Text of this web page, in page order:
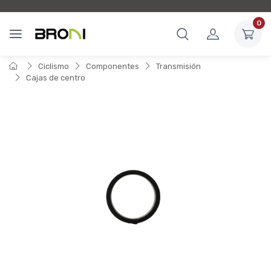
0
Ciclismo Componentes
Transmisión
Cajas de centro